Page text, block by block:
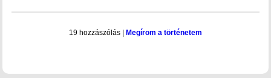
19 hozzászólás Megírom a történetem